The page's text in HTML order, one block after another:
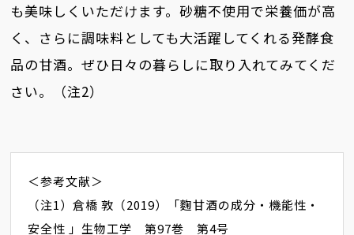
も美味しくいただけます。砂糖不使用で栄養価が高
く、さらに調味料としても大活躍してくれる発酵食
品の甘酒。ぜひ日々の暮らしに取り入れてみてくだ
さい。（注2）
＜参考文献＞
（注1）倉橋 敦（2019）「麴甘酒の成分・機能性・
安全性 」生物工学 第97巻 第4号